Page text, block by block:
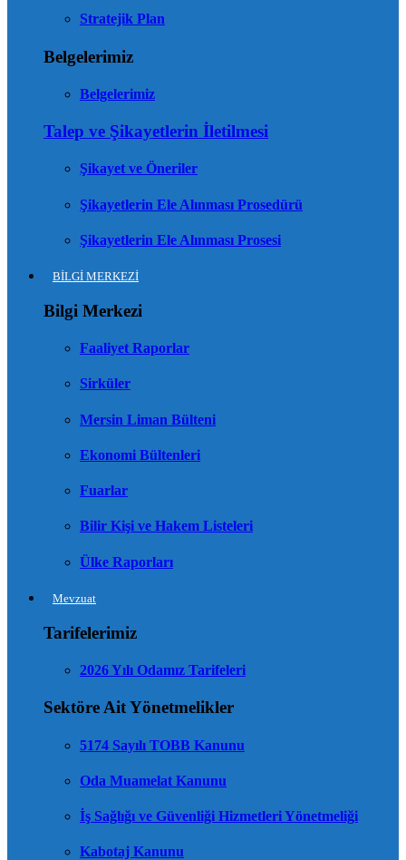
Stratejik Plan
Belgelerimiz
Belgelerimiz
Talep ve Şikayetlerin İletilmesi
Şikayet ve Öneriler
Şikayetlerin Ele Alınması Prosedürü
Şikayetlerin Ele Alınması Prosesi
BİLGİ MERKEZİ
Bilgi Merkezi
Faaliyet Raporlar
Sirküler
Mersin Liman Bülteni
Ekonomi Bültenleri
Fuarlar
Bilir Kişi ve Hakem Listeleri
Ülke Raporları
Mevzuat
Tarifelerimiz
2026 Yılı Odamız Tarifeleri
Sektöre Ait Yönetmelikler
5174 Sayılı TOBB Kanunu
Oda Muamelat Kanunu
İş Sağlığı ve Güvenliği Hizmetleri Yönetmeliği
Kabotaj Kanunu